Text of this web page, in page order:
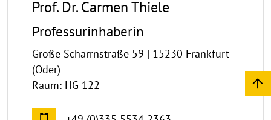
Prof. Dr. Carmen Thiele
Professurinhaberin
Große Scharrnstraße 59 | 15230 Frankfurt
(Oder)
Raum: HG 122